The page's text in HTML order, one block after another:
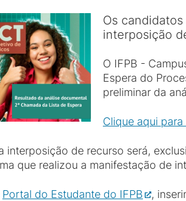
Os
interposição
O IFPB -
Espera do
preliminar da
Clique aqui para
interposição de recurso será,
que realizou a manifestação de
Portal do Estudante do IFPB ,